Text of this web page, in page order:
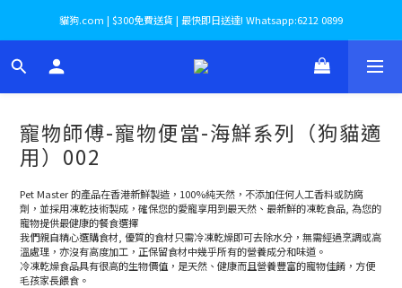
貓狗.com | $300免費送貨 | 最快即日送達! Whatsapp:6212 0899
寵物師傅-寵物便當-海鮮系列（狗貓適
用）002
Pet Master 的產品在香港新鮮製造，100%純天然，不添加任何人工香料或防腐
劑，並採用凍乾技術製成，確保您的愛寵享用到最天然、最新鮮的凍乾食品, 為您的
寵物提供最健康的餐食選擇
我們親自精心選購食材, 優質的食材只需冷凍乾燥即可去除水分，無需經過烹調或高
溫處理，亦沒有高度加工，正保留食材中幾乎所有的營養成分和味道。
冷凍乾燥食品具有很高的生物價值，是天然、健康而且營養豐富的寵物佳餚，方便
毛孩家長餵食。